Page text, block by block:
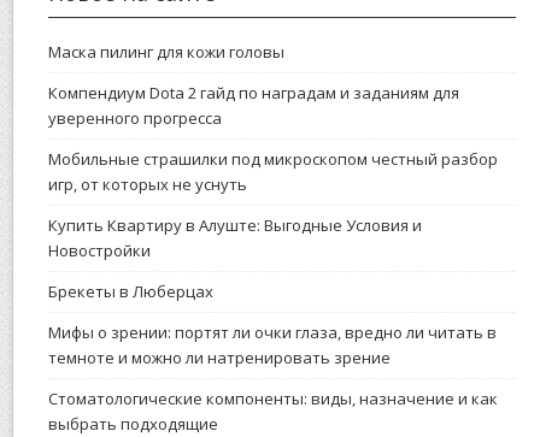
Маска пилинг для кожи головы
Компендиум Dota 2 гайд по наградам и заданиям для
уверенного прогресса
Мобильные страшилки под микроскопом честный разбор
игр, от которых не уснуть
Купить Квартиру в Алуште: Выгодные Условия и
Новостройки
Брекеты в Люберцах
Мифы о зрении: портят ли очки глаза, вредно ли читать в
темноте и можно ли натренировать зрение
Стоматологические компоненты: виды, назначение и как
выбрать подходящие